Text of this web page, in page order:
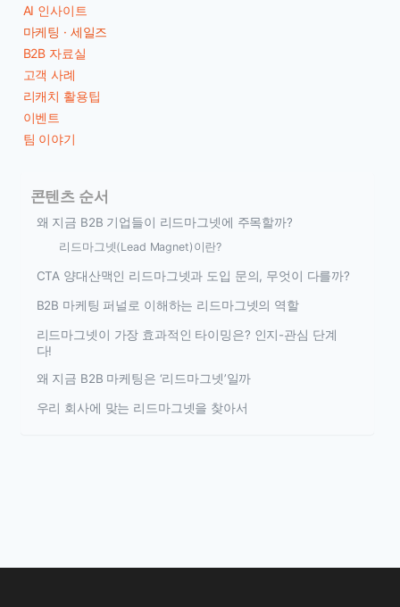
AI 인사이트
마케팅 · 세일즈
B2B 자료실
고객 사례
리캐치 활용팁
이벤트
팀 이야기
콘텐츠 순서
왜 지금 B2B 기업들이 리드마그넷에 주목할까?
리드마그넷(Lead Magnet)이란?
CTA 양대산맥인 리드마그넷과 도입 문의, 무엇이 다를까?
B2B 마케팅 퍼널로 이해하는 리드마그넷의 역할
리드마그넷이 가장 효과적인 타이밍은? 인지-관심 단계
다!
왜 지금 B2B 마케팅은 ‘리드마그넷’일까
우리 회사에 맞는 리드마그넷을 찾아서